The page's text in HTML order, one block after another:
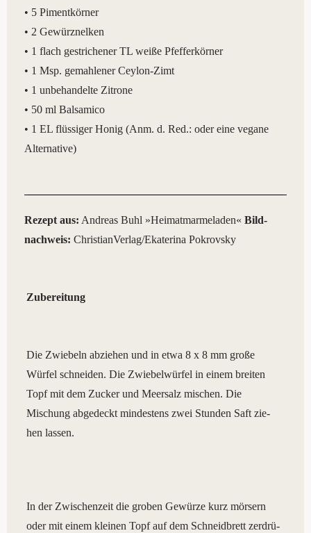
• 5 Piment­kör­ner
• 2 Gewürz­nel­ken
• 1 flach gestri­che­ner TL wei­ße Pfef­fer­kör­ner
• 1 Msp. gemah­le­ner Cey­lon-Zimt
• 1 unbe­han­del­te Zitro­ne
• 50 ml Bal­sa­mi­co
• 1 EL flüs­si­ger Honig (Anm. d. Red.: oder eine vega­ne
Alternative)
Rezept aus: Andre­as Buhl »Hei­mat­mar­me­la­den« Bild­
nach­weis: ChristianVerlag/Ekaterina Pokrovsky
Zube­rei­tung
Die Zwie­beln abzie­hen und in etwa 8 x 8 mm gro­ße
Wür­fel schnei­den. Die Zwie­bel­wür­fel in einem brei­ten
Topf mit dem Zucker und Meer­salz mischen. Die
Mischung abge­deckt mindes­tens zwei Stun­den Saft zie­
hen lassen.
In der Zwi­schen­zeit die gro­ben Gewür­ze kurz mör­sern
oder mit einem klei­nen Topf auf dem Schneid­brett zer­drü­